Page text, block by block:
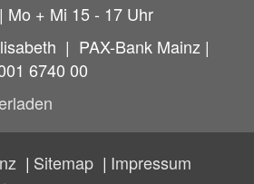
+ Mi 15 - 17 Uhr
| PAX-Bank Mainz |
6740 00
Sitemap
Impressum